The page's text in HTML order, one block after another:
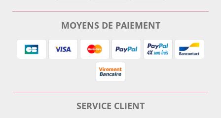
MOYENS DE PAIEMENT
SERVICE CLIENT